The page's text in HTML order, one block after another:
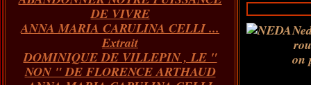
DE VIVRE
ANNA MARIA CARULINA CELLI ...
Extrait
DOMINIQUE DE VILLEPIN , LE "
NON " DE FLORENCE ARTHAUD
on